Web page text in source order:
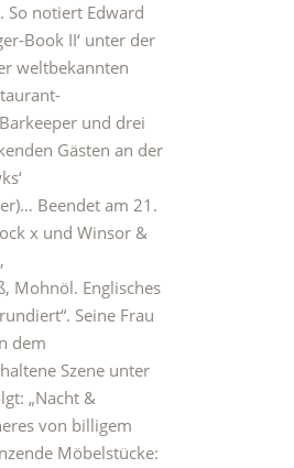
So notiert Edward
Book II‘ unter der
weltbekannten
und drei
Gästen an der
Beendet am 21.
x und Winsor &
Mohnöl. Englisches
Seine Frau
dem
Szene unter
„Nacht &
von billigem
Möbelstücke: